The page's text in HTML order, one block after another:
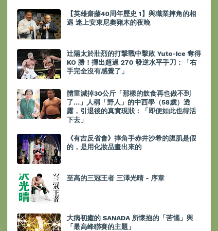
【英雄齋藤40周年歷史 1】與職業摔角的相
遇 迷上安東尼奧豬木的夜晚
辻陽太於壯烈的打撃戰中擊敗 Yuto-Ice 奪得
KO 勝！揮出超過 270 發逆水平手刀：「右
手完全沒有感覺了」
體重減掉30公斤「那樣的飲食再也做不到
了…」人稱「野人」的中西學（58歲）透
露，引退後的真實現狀：「即便如此也得活
下去」
《有吉反省會》摔角手赤井沙希的腹肌是假
的，是用化妝品畫出來的
至高的三冠王者 三澤光晴 - 序章
大病初癒的 SANADA 所懷抱的「苦惱」與
「最高峰聯賽的主題」